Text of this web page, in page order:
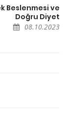
Beslenmesi ve
Doğru Diyet
08.10.2023